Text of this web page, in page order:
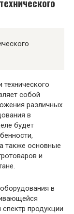
собой
различных
в
будет
также основные
и
в
продукции